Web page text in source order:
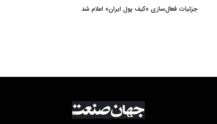
جزئیات فعال‌سازی «کیف پول ایران» اعلام شد